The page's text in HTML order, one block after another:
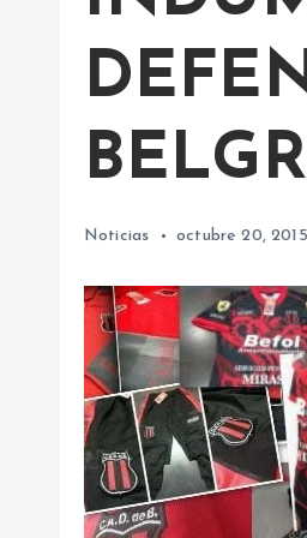
Noticias octubre 20, 2015